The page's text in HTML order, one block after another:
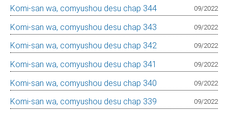
Komi-san wa, comyushou desu chap 344 09/2022
Komi-san wa, comyushou desu chap 343 09/2022
Komi-san wa, comyushou desu chap 342 09/2022
Komi-san wa, comyushou desu chap 341 09/2022
Komi-san wa, comyushou desu chap 340 09/2022
Komi-san wa, comyushou desu chap 339 09/2022